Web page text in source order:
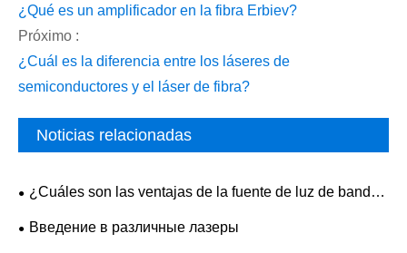
¿Qué es un amplificador en la fibra Erbiev?
Próximo :
¿Cuál es la diferencia entre los láseres de
semiconductores y el láser de fibra?
Noticias relacionadas
¿Cuáles son las ventajas de la fuente de luz de banda
ancha ASE frente a las fuentes convencionales?
Введение в различные лазеры